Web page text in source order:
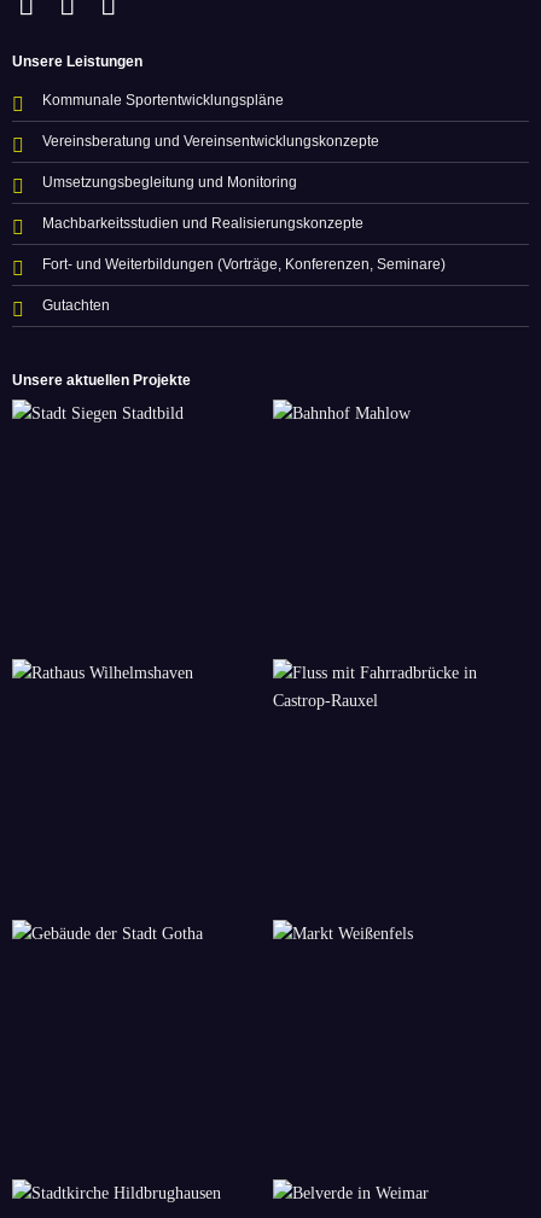
Unsere Leistungen
Kommunale Sportentwicklungspläne
Vereinsberatung und Vereinsentwicklungskonzepte
Umsetzungsbegleitung und Monitoring
Machbarkeitsstudien und Realisierungskonzepte
Fort- und Weiterbildungen (Vorträge, Konferenzen, Seminare)
Gutachten
Unsere aktuellen Projekte